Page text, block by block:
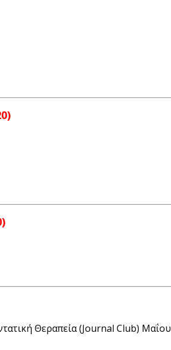
Θεραπεία (Journal Club) Μαΐου